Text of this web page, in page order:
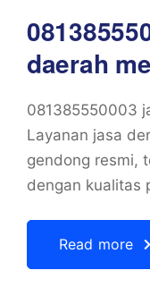
daerah
081385550003
Layanan jasa
gendong resmi,
dengan kualitas
Read more